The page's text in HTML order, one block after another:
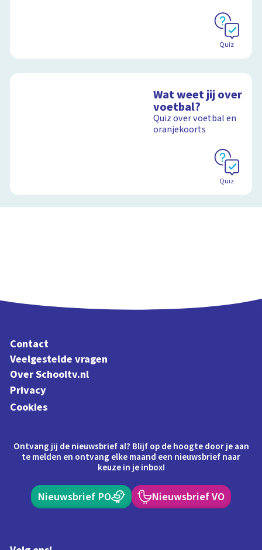
Quiz
Wat weet jij over
voetbal?
Quiz over voetbal en
oranjekoorts
Quiz
Contact
Veelgestelde vragen
Over Schooltv.nl
Privacy
Cookies
Ontvang jij de nieuwsbrief al? Blijf op de hoogte door je aan
te melden en ontvang elke maand een nieuwsbrief naar
keuze in je inbox!
Nieuwsbrief PO Nieuwsbrief VO